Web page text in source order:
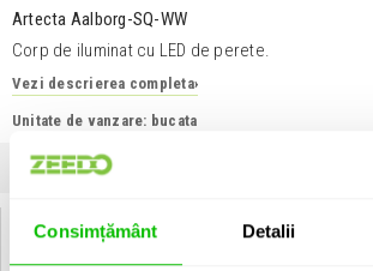
Consimțământ Detalii
Artecta Aalborg-SQ-WW
Corp de iluminat cu LED de perete.
Vezi descrierea completa›
Unitate de vanzare: bucata
INFORMATII
Artecta Aalborg-SQ-WW: